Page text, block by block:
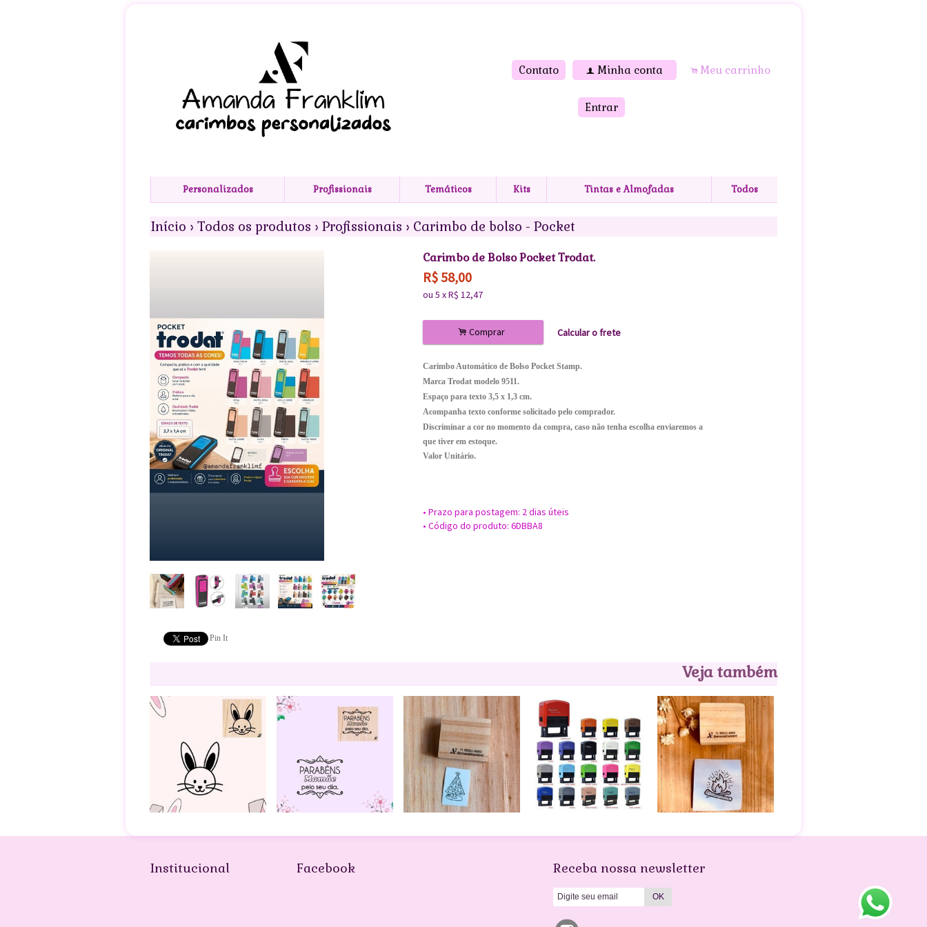
Contato f Minha conta . Meu carrinho
Entrar
Personalizados Profissionais Temáticos Kits Tintas e Almofadas Todos
Início › Todos os produtos › Profissionais › Carimbo de bolso - Pocket
Pin It
Carimbo de Bolso Pocket Trodat.
R$58,00
ou 5 xR$ 12,47
. Comprar Calcular o frete
Carimbo Automático de Bolso Pocket Stamp.
Marca Trodat modelo 9511.
Espaço para texto 3,5 x 1,3 cm.
Acompanha texto conforme solicitado pelo comprador.
Discriminar a cor no momento da compra, caso não tenha escolha enviaremos a
que tiver em estoque.
Valor Unitário.
• Prazo para postagem: 2 dias úteis
• Código do produto: 6DBBA8
Veja também
Institucional Facebook Receba nossa newsletter